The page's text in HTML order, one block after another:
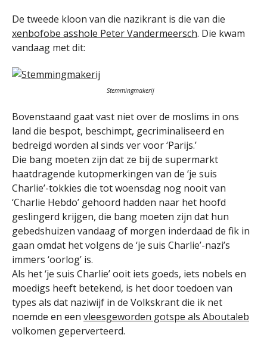
De tweede kloon van die nazikrant is die van die
xenbofobe asshole Peter Vandermeersch. Die kwam
vandaag met dit:
Stemmingmakerij
Bovenstaand gaat vast niet over de moslims in ons
land die bespot, beschimpt, gecriminaliseerd en
bedreigd worden al sinds ver voor ‘Parijs.’
Die bang moeten zijn dat ze bij de supermarkt
haatdragende kutopmerkingen van de ‘je suis
Charlie’-tokkies die tot woensdag nog nooit van
‘Charlie Hebdo’ gehoord hadden naar het hoofd
geslingerd krijgen, die bang moeten zijn dat hun
gebedshuizen vandaag of morgen inderdaad de fik in
gaan omdat het volgens de ‘je suis Charlie’-nazi’s
immers ‘oorlog’ is.
Als het ‘je suis Charlie’ ooit iets goeds, iets nobels en
moedigs heeft betekend, is het door toedoen van
types als dat naziwijf in de Volkskrant die ik net
noemde en een vleesgeworden gotspe als Aboutaleb
volkomen geperverteerd.